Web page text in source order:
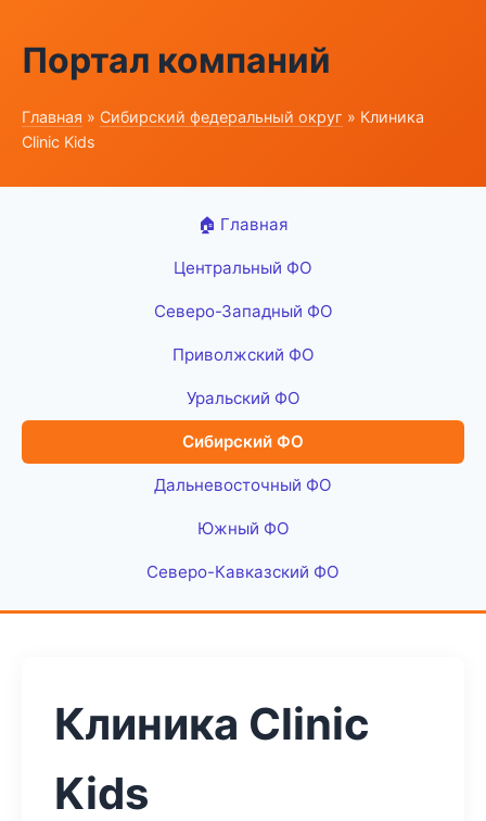
Портал компаний
Главная » Сибирский федеральный округ » Клиника
Clinic Kids
🏠 Главная
Центральный ФО
Северо-Западный ФО
Приволжский ФО
Уральский ФО
Сибирский ФО
Дальневосточный ФО
Южный ФО
Северо-Кавказский ФО
Клиника Clinic
Kids